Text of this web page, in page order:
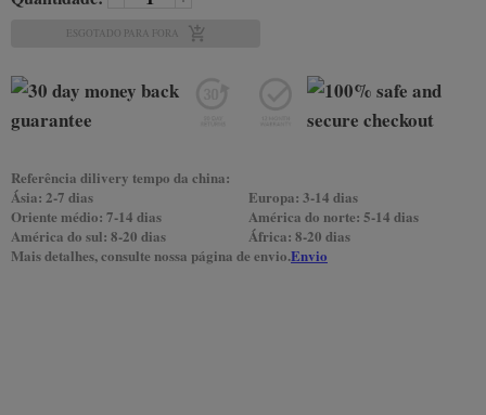
ESGOTADO PARA FORA
Referência dilivery tempo da china:
Ásia: 2-7 dias
Europa: 3-14 dias
Oriente médio: 7-14 dias
América do norte: 5-14 dias
América do sul: 8-20 dias
África: 8-20 dias
Mais detalhes, consulte nossa página de envio.Envio